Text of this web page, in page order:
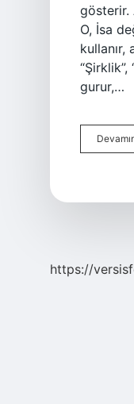
gösterir.
O, İsa
kullanır,
gurur,…
https://